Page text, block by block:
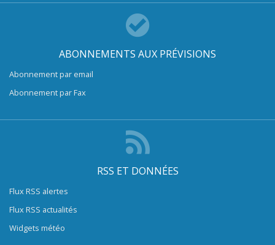
ABONNEMENTS AUX PRÉVISIONS
Abonnement par email
Abonnement par Fax
RSS ET DONNÉES
Flux RSS alertes
Flux RSS actualités
Widgets météo